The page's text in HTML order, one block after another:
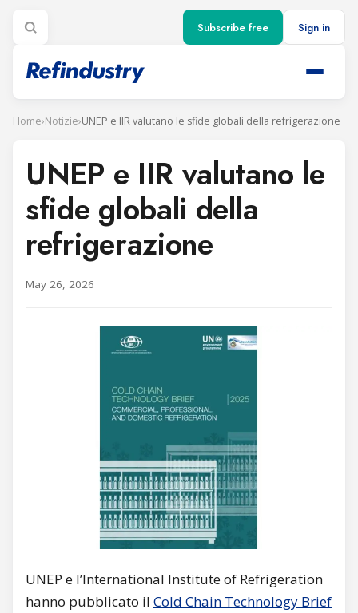
Subscribe free Sign in
Home›Notizie›UNEP e IIR valutano le sfide globali della refrigerazione
UNEP e IIR valutano le
sfide globali della
refrigerazione
May 26, 2026
UNEP e l’International Institute of Refrigeration
hanno pubblicato il Cold Chain Technology Brief